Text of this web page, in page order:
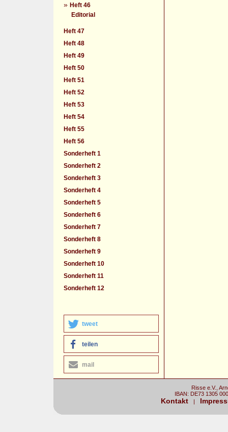
» Heft 46
Editorial
Heft 47
Heft 48
Heft 49
Heft 50
Heft 51
Heft 52
Heft 53
Heft 54
Heft 55
Heft 56
Sonderheft 1
Sonderheft 2
Sonderheft 3
Sonderheft 4
Sonderheft 5
Sonderheft 6
Sonderheft 7
Sonderheft 8
Sonderheft 9
Sonderheft 10
Sonderheft 11
Sonderheft 12
tweet
teilen
mail
Risse e.V.,
IBAN: DE73 1305
Kontakt |